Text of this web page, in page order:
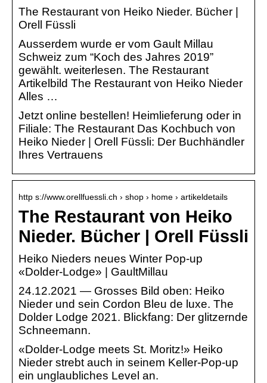
The Restaurant von Heiko Nieder. Bücher |
Orell Füssli
Ausserdem wurde er vom Gault Millau
Schweiz zum “Koch des Jahres 2019”
gewählt. weiterlesen. The Restaurant
Artikelbild The Restaurant von Heiko Nieder
Alles …
Jetzt online bestellen! Heimlieferung oder in
Filiale: The Restaurant Das Kochbuch von
Heiko Nieder | Orell Füssli: Der Buchhändler
Ihres Vertrauens
http s://www.orellfuessli.ch › shop › home › artikeldetails
The Restaurant von Heiko
Nieder. Bücher | Orell Füssli
Heiko Nieders neues Winter Pop-up
«Dolder-Lodge» | GaultMillau
24.12.2021 — Grosses Bild oben: Heiko
Nieder und sein Cordon Bleu de luxe. The
Dolder Lodge 2021. Blickfang: Der glitzernde
Schneemann.
«Dolder-Lodge meets St. Moritz!» Heiko
Nieder strebt auch in seinem Keller-Pop-up
ein unglaubliches Level an.